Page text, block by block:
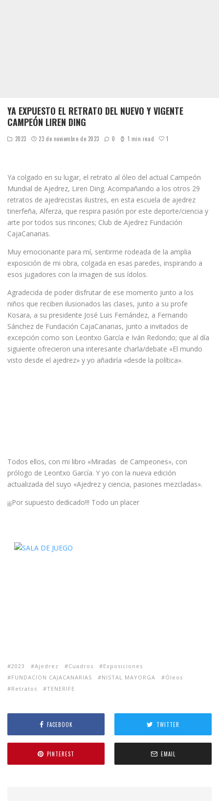
YA EXPUESTO EL RETRATO DEL NUEVO Y VIGENTE
CAMPEÓN LIREN DING
2023 23 de noviembre de 2023 0 1 min read 1
Ya colgado en su lugar, el retrato al óleo del actual Campeón
Mundial de Ajedrez, Liren Ding. Acompañando a los otros 29
retratos de ajedrecistas ilustres, en esta escuela de ajedrez
tinerfeña, Alferza, que respira pasión por este deporte/ciencia y
arte por todos sus rincones; Club de Ajedrez Fundación
CajaCanarias.
Muy emocionante para mí, sentirme rodeada de la amplia
exposición de mi obra, colgada en esas paredes, inspirando a
esos jugadores con la imagen de sus ídolos.
Agradecida de poder disfrutar de ese momento junto a los
niños que reciben ilusionados las clases, junto a su profe
Kosara, a su presidente José Luis Fernández, a Fernando
Sánchez de Fundación CajaCanarias, junto a invitados de
excepción como son Leontxo García e Iván Redondo; que al día
siguiente ofrecieron una interesante charla/debate «El mundo
visto desde el ajedrez» y yo añadiría «desde la política».
Todos ellos, con mi libro «Miradas de Campeones», con
prólogo de Leontxo García. Y yo con la nueva edición
actualizada del suyo «Ajedrez y ciencia, pasiones mezcladas».
¡¡¡Por supuesto dedicado!!! Todo un placer
2023 Ajedrez Cuadros
Exposiciones
FUNDACION CAJACANARIAS
NISTAL MAYORGA
Óleos
Retratos
TENERIFE
FACEBOOK TWITTER
PINTEREST EMAIL